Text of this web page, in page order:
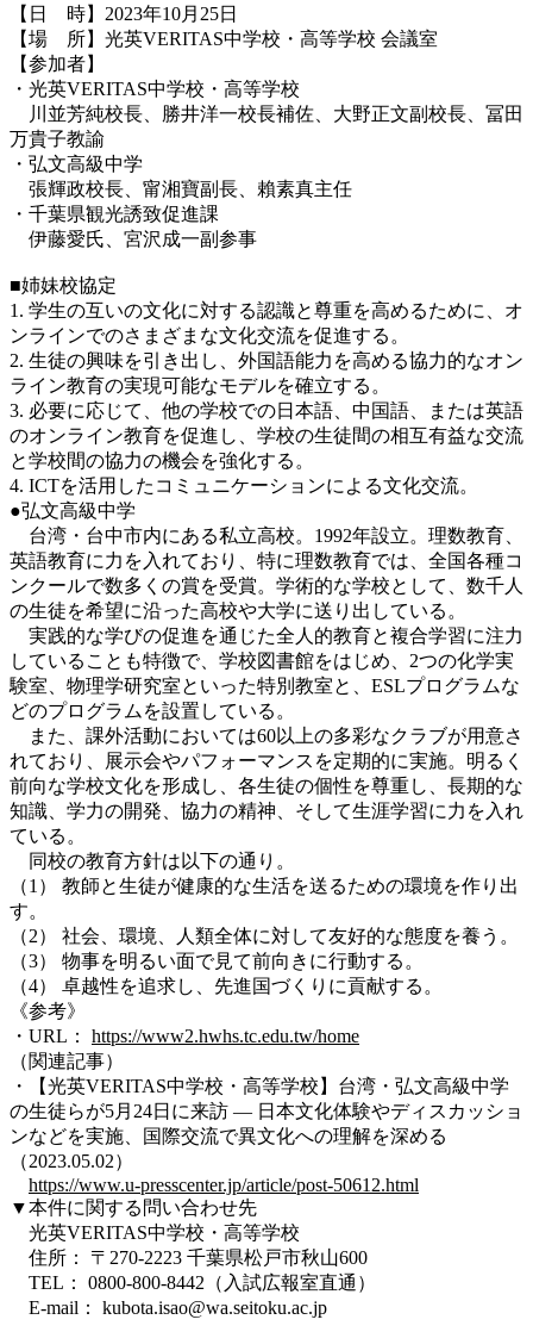
【日 時】2023年10月25日
【場 所】光英VERITAS中学校・高等学校 会議室
【参加者】
・光英VERITAS中学校・高等学校
川並芳純校長、勝井洋一校長補佐、大野正文副校長、冨田
万貴子教諭
・弘文高級中学
張輝政校長、 甯湘寶副長
賴素真主任
・千葉県観光誘致促進課
伊藤愛氏
宮沢成一副参事
■姉妹校協定
1. 学生の互いの文化に対する認識と尊重を高めるために、オ
ンラインでのさまざまな文化交流を促進する。
2. 生徒の興味を引き出し、外国語能力を高める協力的なオン
ライン教育の実現可能なモデルを確立する。
3. 必要に応じて、他の学校での日本語、中国語、または英語
のオンライン教育を促進し、学校の生徒間の相互有益な交流
と学校間の協力の機会を強化する。
4. ICTを活用したコミュニケーションによる文化交流。
●弘文高級中学
台湾・台中市内にある私立高校。1992年設立。理数教育、
英語教育に力を入れており、特に理数教育では、全国各種コ
ンクールで数多くの賞を受賞。学術的な学校として、数千人
の生徒を希望に沿った高校や大学に送り出している。
実践的な学びの促進を通じた全人的教育と複合学習に注力
していることも特徴で、学校図書館をはじめ、2つの化学実
験室、物理学研究室といった特別教室と、ESLプログラムな
どのプログラムを設置している。
また、課外活動においては60以上の多彩なクラブが用意さ
れており、展示会やパフォーマンスを定期的に実施。明るく
前向な学校文化を形成し、各生徒の個性を尊重し、長期的な
知識、学力の開発、協力の精神、そして生涯学習に力を入れ
ている。
同校の教育方針は以下の通り。
（1） 教師と生徒が健康的な生活を送るための環境を作り出
す。
（2） 社会、環境、人類全体に対して友好的な態度を養う。
（3） 物事を明るい面で見て前向きに行動する。
（4） 卓越性を追求し、先進国づくりに貢献する。
《参考》
・URL： https://www2.hwhs.tc.edu.tw/home
（関連記事）
・【光英VERITAS中学校・高等学校】台湾・弘文高級中学
の生徒らが5月24日に来訪 — 日本文化体験やディスカッショ
ンなどを実施、国際交流で異文化への理解を深める
（2023.05.02）
https://www.u-presscenter.jp/article/post-50612.html
▼本件に関する問い合わせ先
光英VERITAS中学校・高等学校
住所： 〒270-2223 千葉県松戸市秋山600
TEL： 0800-800-8442（入試広報室直通）
E-mail： kubota.isao@wa.seitoku.ac.jp